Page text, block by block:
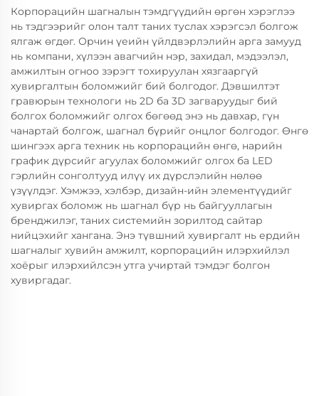
Корпорацийн шагналын тэмдгүүдийн өргөн хэрэглээ
нь тэдгээрийг олон талт таних туслах хэрэгсэл болгож
ялгаж өгдөг. Орчин үеийн үйлдвэрлэлийн арга замууд
нь компани, хүлээн авагчийн нэр, захидал, мэдээлэл,
амжилтын огноо зэрэгт тохируулан хязгааргүй
хувиргалтын боломжийг бий болгодог. Дэвшилтэт
гравюрын технологи нь 2D ба 3D загваруудыг бий
болгох боломжийг олгох бөгөөд энэ нь давхар, гүн
чанартай болгож, шагнал бүрийг онцлог болгодог. Өнгө
шингээх арга техник нь корпорацийн өнгө, нарийн
график дүрсийг агуулах боломжийг олгох ба LED
гэрлийн сонголтууд илүү их дүрслэлийн нөлөө
үзүүлдэг. Хэмжээ, хэлбэр, дизайн-ийн элементүүдийг
хувиргах боломж нь шагнал бүр нь байгууллагын
бренджилэг, таних системийн зорилтод сайтар
нийцэхийг хангана. Энэ түвшний хувиргалт нь ердийн
шагналыг хувийн амжилт, корпорацийн илэрхийлэл
хоёрыг илэрхийлсэн утга учиртай тэмдэг болгон
хувиргадаг.